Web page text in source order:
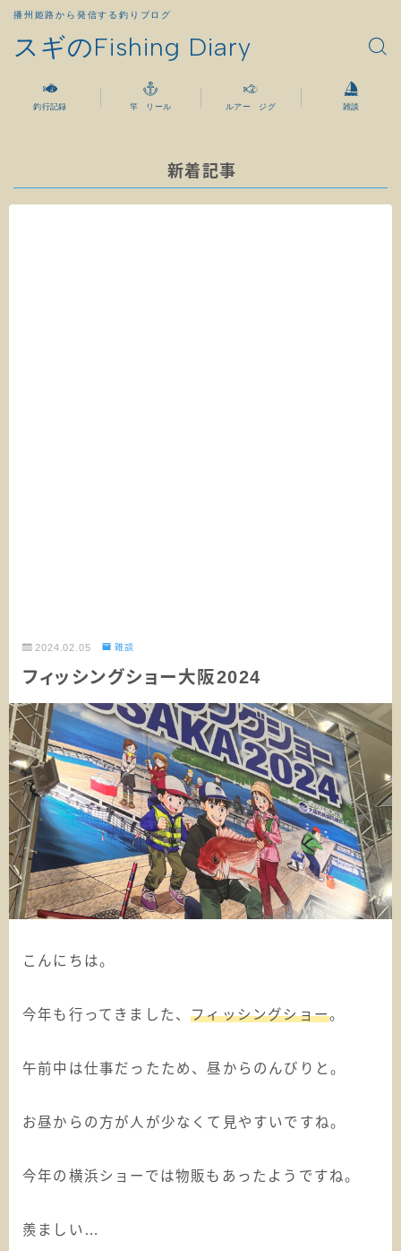
スギのFishing Diary
播州姫路から発信する釣りブログ
釣行記録 竿 リール ルアー ジグ 雑談
新着記事
2024.02.05 雑談
フィッシングショー大阪2024
こんにちは。
今年も行ってきました、フィッシングショー。
午前中は仕事だったため、昼からのんびりと。
お昼からの方が人が少なくて見やすいですね。
今年の横浜ショーでは物販もあったようですね。
羨ましい…